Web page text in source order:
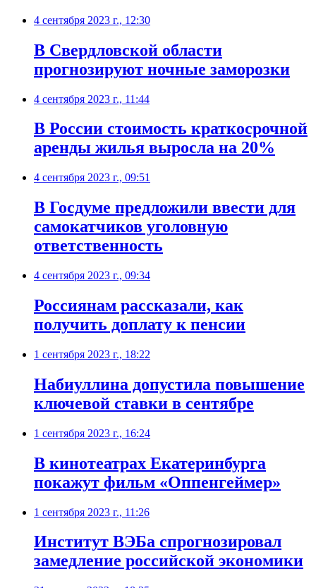
4 сентября 2023 г., 12:30
В Свердловской области
прогнозируют ночные заморозки
4 сентября 2023 г., 11:44
В России стоимость краткосрочной
аренды жилья выросла на 20%
4 сентября 2023 г., 09:51
В Госдуме предложили ввести для
самокатчиков уголовную
ответственность
4 сентября 2023 г., 09:34
Россиянам рассказали, как
получить доплату к пенсии
1 сентября 2023 г., 18:22
Набиуллина допустила повышение
ключевой ставки в сентябре
1 сентября 2023 г., 16:24
В кинотеатрах Екатеринбурга
покажут фильм «Оппенгеймер»
1 сентября 2023 г., 11:26
Институт ВЭБа спрогнозировал
замедление российской экономики